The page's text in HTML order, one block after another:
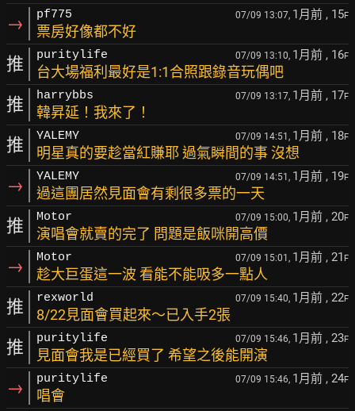
→ pf775 07/09 13:07, 1月前 , 15F
票房好像都不好
推 puritylife 07/09 13:10, 1月前 , 16F
台大場福利最好是1:1合照跟錄音玩偶吧
推 harrybbs 07/09 13:17, 1月前 , 17F
韓昇延！我來了！
推 YALEMY 07/09 14:51, 1月前 , 18F
明星真的要趁當紅賺耶 過氣瞬間的事 沒想
→ YALEMY 07/09 14:51, 1月前 , 19F
過這團居然見面會有剩很多票的一天
推 Motor 07/09 15:00, 1月前 , 20F
演唱會就賣的完了 問題是飯咪開高價
→ Motor 07/09 15:01, 1月前 , 21 F
趁大巨蛋這一波 看能不能吸多一點人
推 rexworld 07/09 15:40, 1月前 , 22F
8/22見面會買起來～已入手2張
推 puritylife 07/09 15:46, 1月前 , 23F
見面會我是已經買了 希望之後能開演
→ puritylife 07/09 15:46, 1月前 , 24F
唱會